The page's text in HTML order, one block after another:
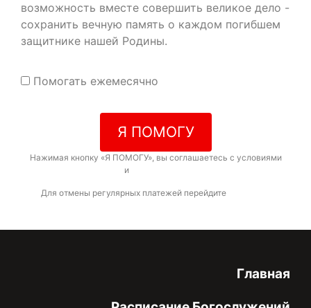
возможность вместе совершить великое дело -
сохранить вечную память о каждом погибшем
защитнике нашей Родины.
Помогать ежемесячно
Я ПОМОГУ
Нажимая кнопку «Я ПОМОГУ», вы соглашаетесь с условиями
и
Для отмены регулярных платежей перейдите
Главная